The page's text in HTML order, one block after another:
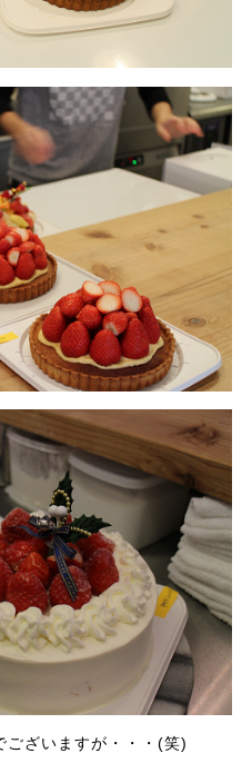
ございますが・・・(笑)